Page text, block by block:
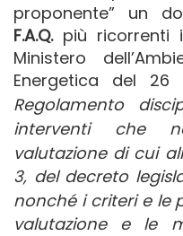
proponente” un
F.A.Q.più ricorrenti
Ministero
Energetica del
Regolamento
interventi che
valutazione di cui
3, del decreto
nonché i criteri e le
valutazione e le